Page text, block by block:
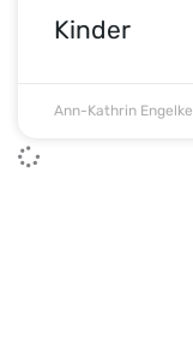
Kinder
Ann-Kathrin Engelke